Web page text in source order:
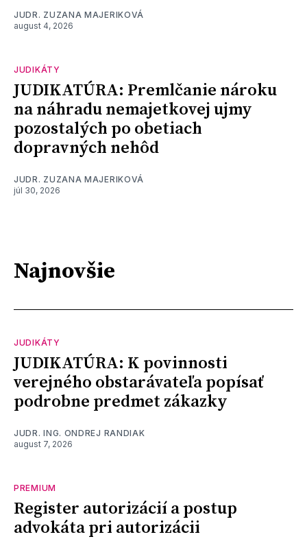
JUDR. ZUZANA MAJERIKOVÁ
august 4, 2026
JUDIKÁTY
JUDIKATÚRA: Premlčanie nároku
na náhradu nemajetkovej ujmy
pozostalých po obetiach
dopravných nehôd
JUDR. ZUZANA MAJERIKOVÁ
júl 30, 2026
Najnovšie
JUDIKÁTY
JUDIKATÚRA: K povinnosti
verejného obstarávateľa popísať
podrobne predmet zákazky
JUDR. ING. ONDREJ RANDIAK
august 7, 2026
PREMIUM
Register autorizácií a postup
advokáta pri autorizácii